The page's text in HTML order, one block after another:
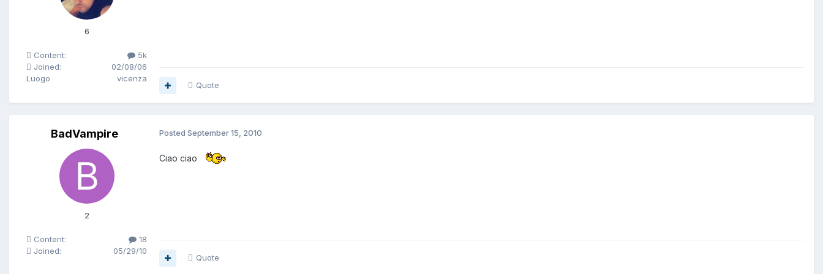
6
Content:
5k
Joined:
02/08/06
Luogo
vicenza
Quote
BadVampire
2
Content:
18
Joined:
05/29/10
Posted September 15, 2010
Ciao ciao
Quote